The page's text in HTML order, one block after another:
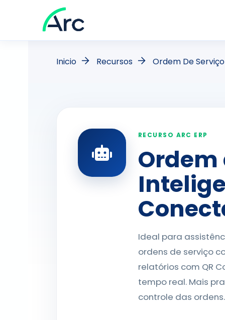
Inicio Recursos Ordem De
RECURSO ARC ERP
Ordem
Ideal para
ordens de serviço
relatórios com QR
tempo real. Mais
controle das ordens.